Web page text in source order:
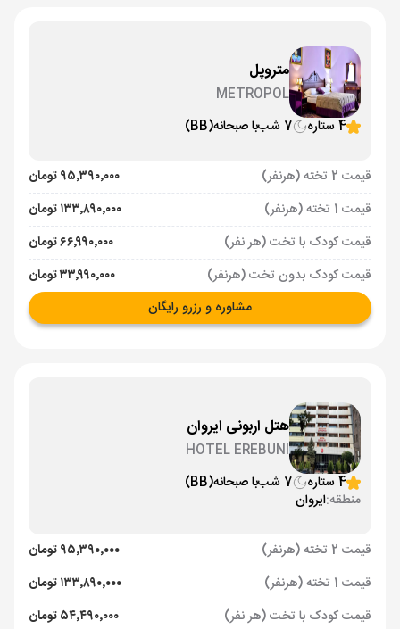
متروپل
METROPOL
4 ستاره
7 شب با صبحانه(BB)
قیمت 2 تخته (هرنفر)
۹۵٬۳۹۰٬۰۰۰ تومان
قیمت 1 تخته (هرنفر)
۱۳۳٬۸۹۰٬۰۰۰ تومان
قیمت کودک با تخت (هر نفر)
۶۶٬۹۹۰٬۰۰۰ تومان
قیمت کودک بدون تخت (هرنفر)
۳۳٬۹۹۰٬۰۰۰ تومان
مشاوره و رزرو رایگان
هتل اربونی ایروان
HOTEL EREBUNI
4 ستاره
7 شب با صبحانه(BB)
منطقه:ایروان
قیمت 2 تخته (هرنفر)
۹۵٬۳۹۰٬۰۰۰ تومان
قیمت 1 تخته (هرنفر)
۱۳۳٬۸۹۰٬۰۰۰ تومان
قیمت کودک با تخت (هر نفر)
۵۴٬۴۹۰٬۰۰۰ تومان